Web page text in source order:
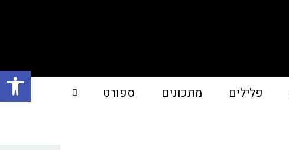
פתח
פלילים מתכונים ספורט